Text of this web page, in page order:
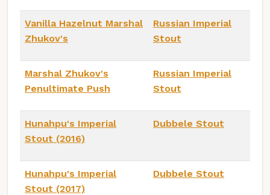
Vanilla Hazelnut Marshal
Zhukov's
Russian Imperial
Stout
Marshal Zhukov's
Penultimate Push
Russian Imperial
Stout
Hunahpu's Imperial
Stout (2016)
Dubbele Stout
Hunahpu's Imperial
Stout (2017)
Dubbele Stout